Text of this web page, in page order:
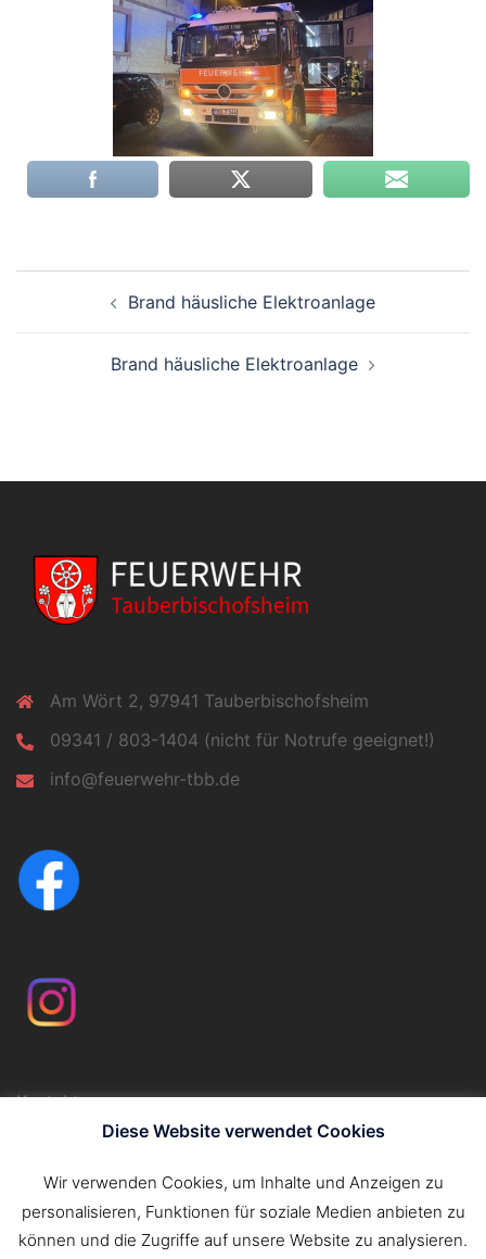
Brand häusliche Elektroanlage
Brand häusliche Elektroanlage
Am Wört 2, 97941 Tauberbischofsheim
09341 / 803-1404 (nicht für Notrufe geeignet!)
info@feuerwehr-tbb.de
Kontakt
Impressum
Suchen
Diese Website verwendet Cookies
Wir verwenden Cookies, um Inhalte und Anzeigen zu
personalisieren, Funktionen für soziale Medien anbieten zu
können und die Zugriffe auf unsere Website zu analysieren.